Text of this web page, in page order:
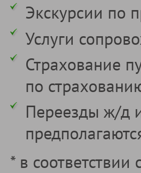
Экскурсии по
Услуги
Страхование
по
Переезды ж/д
* в